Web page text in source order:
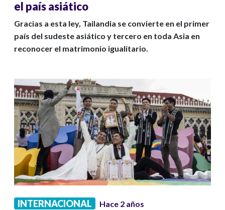
el país asiático
Gracias a esta ley, Tailandia se convierte en el primer
país del sudeste asiático y tercero en toda Asia en
reconocer el matrimonio igualitario.
INTERNACIONAL Hace 2 años